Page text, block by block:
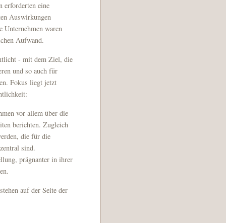
erforderten eine
Auswirkungen
Unternehmen waren
Aufwand.
- mit dem Ziel, die
und so auch für
Fokus liegt jetzt
vor allem über die
berichten. Zugleich
die für die
sind.
prägnanter in ihrer
auf der Seite der